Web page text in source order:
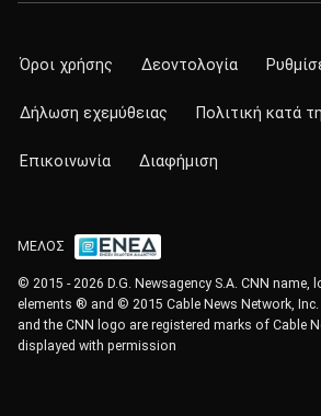
Όροι χρήσης Δεοντολογία
Δήλωση εχεμύθειας Πολιτική κατά
Επικοινωνία Διαφήμιση
ΜΕΛΟΣ
© 2015 - 2026 D.G. Newsagency S.A. CNN name,
elements ® and © 2015 Cable News Network, Inc.
and the CNN logo are registered marks of Cable
displayed with permission